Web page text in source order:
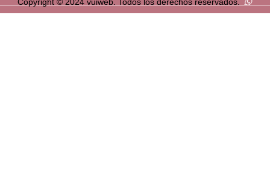
Copyright © 2024 vuiweb. Todos los derechos reservados.